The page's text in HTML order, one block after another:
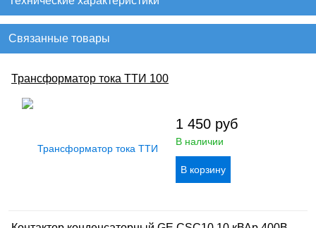
Связанные товары
Трансформатор тока ТТИ 100
1 450 руб
В наличии